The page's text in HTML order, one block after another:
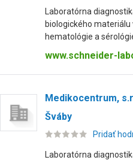
Laboratórna
biologického
hematológie a
www.schneider-
Medikocentrum,
Šváby
Pridať
Laboratórna